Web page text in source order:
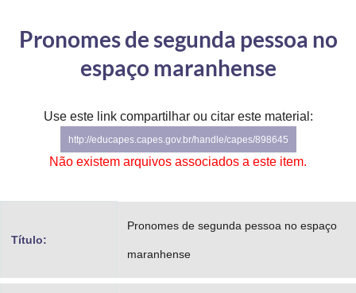
Secretaria-Geral
Secretaria de Governo
Gabinete de Segurança Institucional
Advocacia-Geral da União
Pronomes de segunda pessoa no
espaço maranhense
Use este link compartilhar ou citar este material:
http://educapes.capes.gov.br/handle/capes/898645
Não existem arquivos associados a este item.
Título:
Pronomes de segunda pessoa no espaço
maranhense